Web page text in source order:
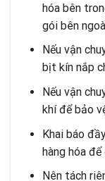
hóa bên
gói bên
Nếu vận
bịt kín nắp
Nếu vận
khí để bảo
Khai báo
hàng hóa
Nên tách